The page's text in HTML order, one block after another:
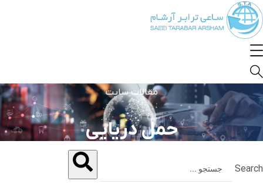
مقالات سایت
حمل دریایی
Search